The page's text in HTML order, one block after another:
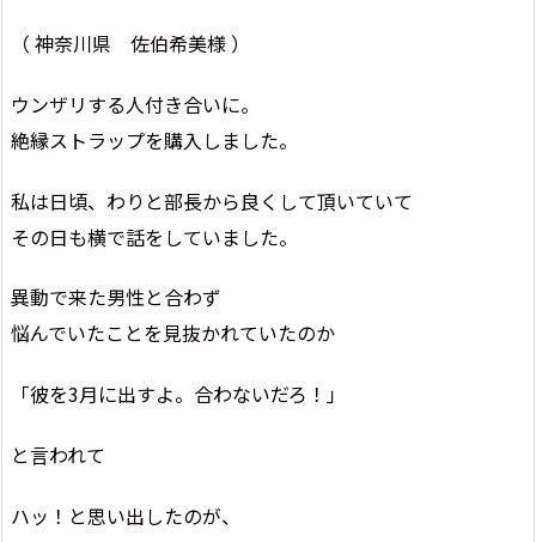
（ 神奈川県 佐伯希美様 ）
ウンザリする人付き合いに。
絶縁ストラップを購入しました。
私は日頃、わりと部長から良くして頂いていて
その日も横で話をしていました。
異動で来た男性と合わず
悩んでいたことを見抜かれていたのか
「彼を3月に出すよ。合わないだろ！」
と言われて
ハッ！と思い出したのが、